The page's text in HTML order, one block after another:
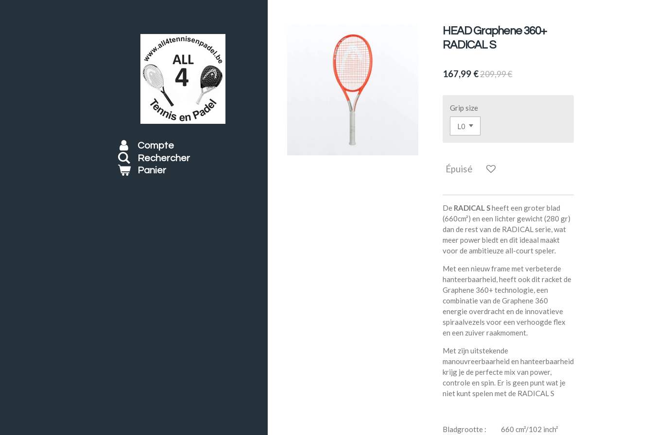
HEAD Graphene 360+
RADICAL S
167,99 €209,99 €
Grip size
Épuisé
De RADICAL Sheeft een groter blad
(660cm²) en een lichter gewicht (280 gr)
dan de rest van de RADICAL serie, wat
meer power biedt en dit ideaal maakt
voor de ambitieuze all-court speler.
Met een nieuw frame met verbeterde
hanteerbaarheid, heeft ook dit racket de
Graphene 360+ technologie, een
combinatie van de Graphene 360
energie overdracht en de innovatieve
spiraalvezels voor een verhoogde flex
en een zuiver raakmoment.
Met zijn uitstekende
manouvreerbaarheid en hanteerbaarheid
krijg je de perfecte mix van power,
controle en spin. Er is geen punt wat je
niet kunt spelen met de RADICAL S
Bladgrootte : 660 cm²/102 inch²
Compte
Rechercher
Panier